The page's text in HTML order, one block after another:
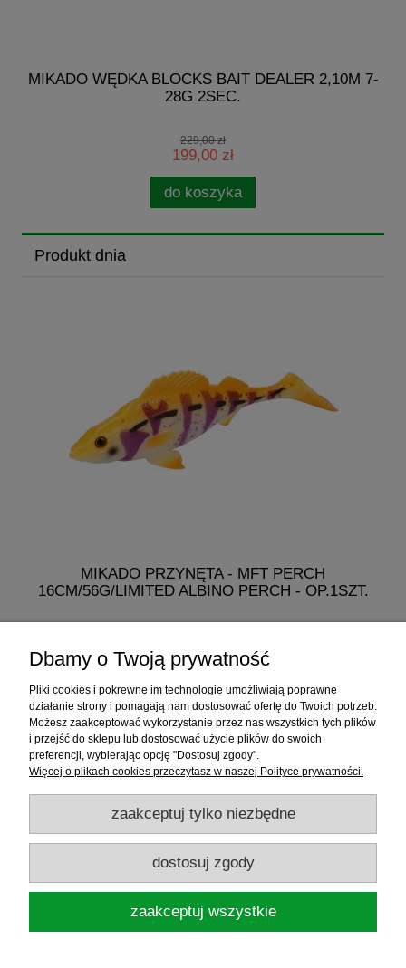
MIKADO WĘDKA BLOCKS BAIT DEALER 2,10M 7-
28G 2SEC.
229,00 zł
199,00 zł
do koszyka
Produkt dnia
MIKADO PRZYNĘTA - MFT PERCH
16CM/56G/LIMITED ALBINO PERCH - OP.1SZT.
do koszyka
Informacje
Sklep internetowy
RATY
Promocje
Sklep Wędkarski ELDORADOul.Warszawska 35, 05-092 Łomianki, woj.
mazowieckie, NIP: 1181719450
Dbamy o Twoją prywatność
Pliki cookies i pokrewne im technologie umożliwiają poprawne
działanie strony i pomagają nam dostosować ofertę do Twoich potrzeb.
Możesz zaakceptować wykorzystanie przez nas wszystkich tych plików
i przejść do sklepu lub dostosować użycie plików do swoich
preferencji, wybierając opcję "Dostosuj zgody".
Więcej o plikach cookies przeczytasz w naszej Polityce prywatności.
zaakceptuj tylko niezbędne
dostosuj zgody
zaakceptuj wszystkie